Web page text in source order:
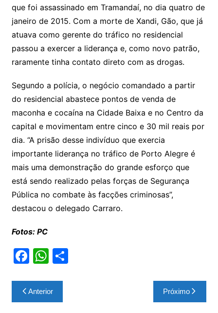
que foi assassinado em Tramandaí, no dia quatro de
janeiro de 2015. Com a morte de Xandi, Gão, que já
atuava como gerente do tráfico no residencial
passou a exercer a liderança e, como novo patrão,
raramente tinha contato direto com as drogas.
Segundo a polícia, o negócio comandado a partir
do residencial abastece pontos de venda de
maconha e cocaína na Cidade Baixa e no Centro da
capital e movimentam entre cinco e 30 mil reais por
dia. “A prisão desse indivíduo que exercia
importante liderança no tráfico de Porto Alegre é
mais uma demonstração do grande esforço que
está sendo realizado pelas forças de Segurança
Pública no combate às facções criminosas”,
destacou o delegado Carraro.
Fotos: PC
F
c
e
W
at
s
S
Navegação
de
Anterior Próximo